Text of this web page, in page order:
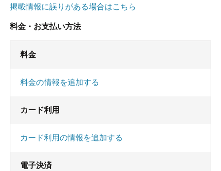
掲載情報に誤りがある場合はこちら
料金・お支払い方法
料金
料金の情報を追加する
カード利用
カード利用の情報を追加する
電子決済